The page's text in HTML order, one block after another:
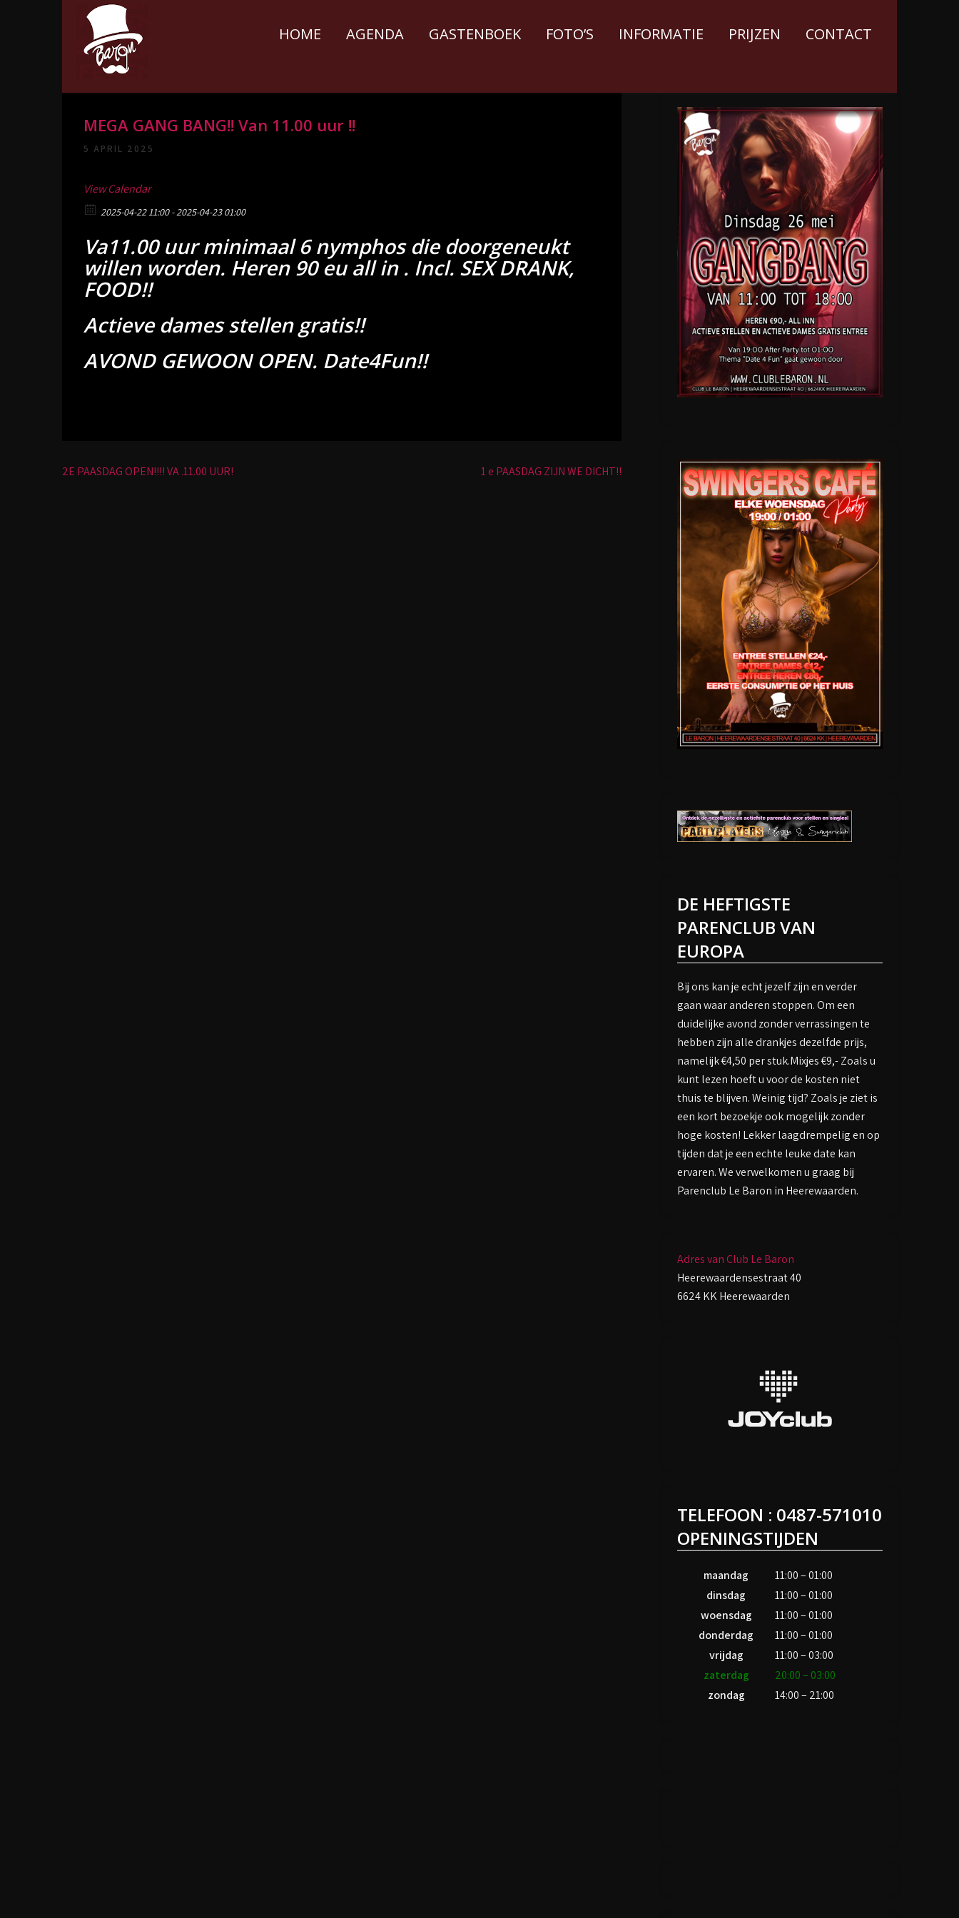
Parenclub Le
Baron A2
De heftigste parenclub van Nederland
HOME AGENDA GASTENBOEK FOTO’S INFORMATIE PRIJZEN CONTACT
MEGA GANG BANG!! Van 11.00 uur !!
5 APRIL 2025
View Calendar
2025-04-22 11:00 - 2025-04-23 01:00
Va11.00 uur minimaal 6 nymphos die doorgeneukt
willen worden. Heren 90 eu all in . Incl. SEX DRANK,
FOOD!!
Actieve dames stellen gratis!!
AVOND GEWOON OPEN. Date4Fun!!
Bericht
2E PAASDAG OPEN!!!! VA .11.00 UUR! 1 e PAASDAG ZIJN WE DICHT!!
DE HEFTIGSTE
PARENCLUB VAN
EUROPA
Bij ons kan je echt jezelf zijn en verder
gaan waar anderen stoppen. Om een
duidelijke avond zonder verrassingen te
hebben zijn alle drankjes dezelfde prijs,
namelijk €4,50 per stuk.Mixjes €9,- Zoals u
kunt lezen hoeft u voor de kosten niet
thuis te blijven. Weinig tijd? Zoals je ziet is
een kort bezoekje ook mogelijk zonder
hoge kosten! Lekker laagdrempelig en op
tijden dat je een echte leuke date kan
ervaren. We verwelkomen u graag bij
Parenclub Le Baron in Heerewaarden.
Adres van Club Le Baron
Heerewaardensestraat 40
6624 KK Heerewaarden
TELEFOON : 0487-571010
OPENINGSTIJDEN
maandag
11:00 – 01:00
dinsdag
11:00 – 01:00
woensdag
11:00 – 01:00
donderdag
11:00 – 01:00
vrijdag
11:00 – 03:00
zaterdag
20:00 – 03:00
zondag
14:00 – 21:00